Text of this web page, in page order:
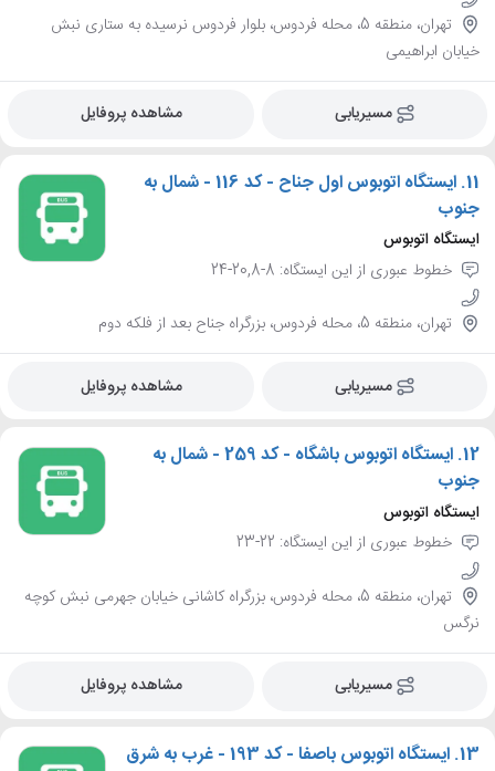
تهران، منطقه 5، محله فردوس، بلوار فردوس نرسیده به ستاری نبش
خیابان ابراهیمی
مسیریابی مشاهده پروفایل
11.
ایستگاه اتوبوس اول جناح - کد 116 - شمال به
جنوب
ایستگاه اتوبوس
خطوط عبوری از این ایستگاه: 8-20,8-24
تهران، منطقه 5، محله فردوس، بزرگراه جناح بعد از فلکه دوم
مسیریابی مشاهده پروفایل
12.
ایستگاه اتوبوس باشگاه - کد 259 - شمال به
جنوب
ایستگاه اتوبوس
خطوط عبوری از این ایستگاه: 22-23
تهران، منطقه 5، محله فردوس، بزرگراه کاشانی خیابان جهرمی نبش کوچه
نرگس
مسیریابی مشاهده پروفایل
13. ایستگاه اتوبوس باصفا - کد 193 - غرب به شرق